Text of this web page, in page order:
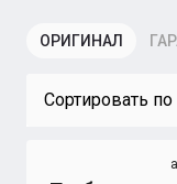
ОРИГИНАЛ
Сортировать по